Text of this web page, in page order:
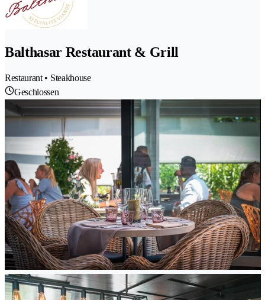
Balthasar Restaurant & Grill
Restaurant • Steakhouse
Geschlossen